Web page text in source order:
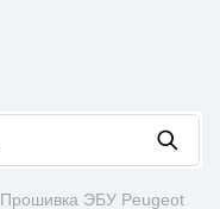
Прошивка ЭБУ Peugeot